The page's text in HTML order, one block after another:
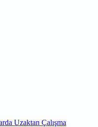
Uzaktan Çalışma